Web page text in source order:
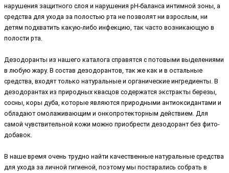
нарушения защитного слоя и нарушения рН-баланса интимной зоны, а
средства для ухода за полостью рта не позволят ни взрослым, ни
детям подхватить какую-либо инфекцию, так часто возникающую в
полости рта.
Дезодоранты из нашего каталога справятся с потовыми выделениями
в любую жару. В состав дезодорантов, так же как и в остальные
средства, входят только натуральные и органические ингредиенты. В
дезодорантах из природных квасцов содержатся экстракты березы,
сосны, коры дуба, которые являются природными антиоксидантами и
обладают омолаживающим и онкопротекторным действием. Для
самой чувствительной кожи можно приобрести дезодорант без фито-
добавок.
В наше время очень трудно найти качественные натуральные средства
для ухода за личной гигиеной, поэтому мы постарались собрать в